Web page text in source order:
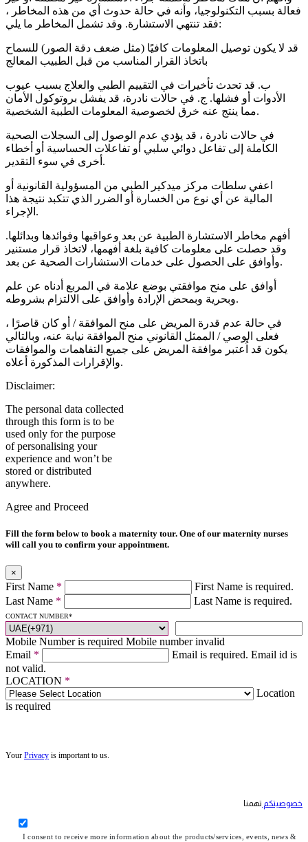
فعالة بسبب التكنولوجيا، وأنه في حالة حدوث أي من هذه المخاطر ،
فقد تنتهي الاستشارة. وقد تشمل المخاطر ما يلي:
قد لا يكون توصيل المعلومات كافيًا (مثل ضعف دقة الصور) للسماح
باتخاذ القرار المناسب من قبل الطبيب المعالج
ب. قد تحدث تأخيرات في التقييم الطبي والعلاج بسبب عيوب
الأدوات أو فشلها. ج. في حالات نادرة، قد يفشل بروتوكول الأمان
مما ينتج عنه خرق لخصوصية المعلومات الطبية الشخصية.
في حالات نادرة ، قد يؤدي عدم الوصول إلى السجلات الصحية
الكاملة إلى تفاعل دوائي سلبي أو تفاعلات الحساسية أو أخطاء
أخرى في سوء التقدير.
اعفي سلطات مركز ميدكير الطبي من المسؤولية القانونية أو
المالية عن أي نوع من الخسارة أو الضرر الذي تتكبد نتيجة هذا
الإجراء.
أفهم مخاطر الاستشارة الطبية عن بعد وعواقبها وفوائدها وبدائلها.
وقد حصلت على معلومات كافية بلغة أفهمها، لاتخاذ قرار مستنير
وأوافق على الحصول على خدمات الاستشارات الصحية عن بعد.
أوافق على منح موافقتي بوضع علامة في المربع أدناه عن علم
وبحرية وبمحض الإرادة وأوافق على الالتزام بشروطه.
في حالة عدم قدرة المريض على منح الموافقة / أو كان قاصرًا ،
فعلى الوصي / الممثل القانوني منح الموافقة نيابة عنه، وبالتالي
يكون قد اُعتبر موافقة المريض على جميع التفاهمات والموافقات
والإقرارات المذكورة أعلاه.
Disclaimer:
The personal data collected
through this form is to be
used only for the purpose
of personalising your
experience and won’t be
stored or distributed
anywhere.
Agree and Proceed
Fill the form below to book a maternity tour. One of our maternity nurses
will call you to confirm your appointment.
×
First Name *
First Name is required.
Last Name * Last Name is required.
CONTACT NUMBER*
Mobile Number is required Mobile number invalid
Email * Email is required. Email id is
not valid.
LOCATION *
Location
is required
Your Privacy is important to us.
خصوصيتكم تهمنا
I consent to receive more information about the products/services, events, news &